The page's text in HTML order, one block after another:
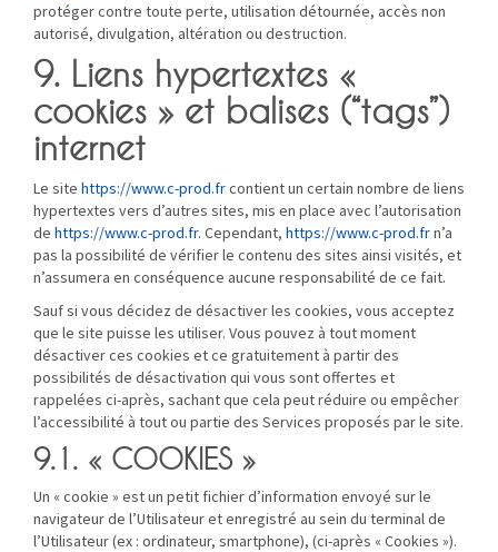
protéger contre toute perte, utilisation détournée, accès non
autorisé, divulgation, altération ou destruction.
9. Liens hypertextes «
cookies » et balises (“tags”)
internet
Le site https://www.c-prod.frcontient un certain nombre de liens
hypertextes vers d’autres sites, mis en place avec l’autorisation
de https://www.c-prod.fr. Cependant, https://www.c-prod.frn’a
pas la possibilité de vérifier le contenu des sites ainsi visités, et
n’assumera en conséquence aucune responsabilité de ce fait.
Sauf si vous décidez de désactiver les cookies, vous acceptez
que le site puisse les utiliser. Vous pouvez à tout moment
désactiver ces cookies et ce gratuitement à partir des
possibilités de désactivation qui vous sont offertes et
rappelées ci-après, sachant que cela peut réduire ou empêcher
l’accessibilité à tout ou partie des Services proposés par le site.
9.1. « COOKIES »
Un « cookie » est un petit fichier d’information envoyé sur le
navigateur de l’Utilisateur et enregistré au sein du terminal de
l’Utilisateur (ex : ordinateur, smartphone), (ci-après « Cookies »).